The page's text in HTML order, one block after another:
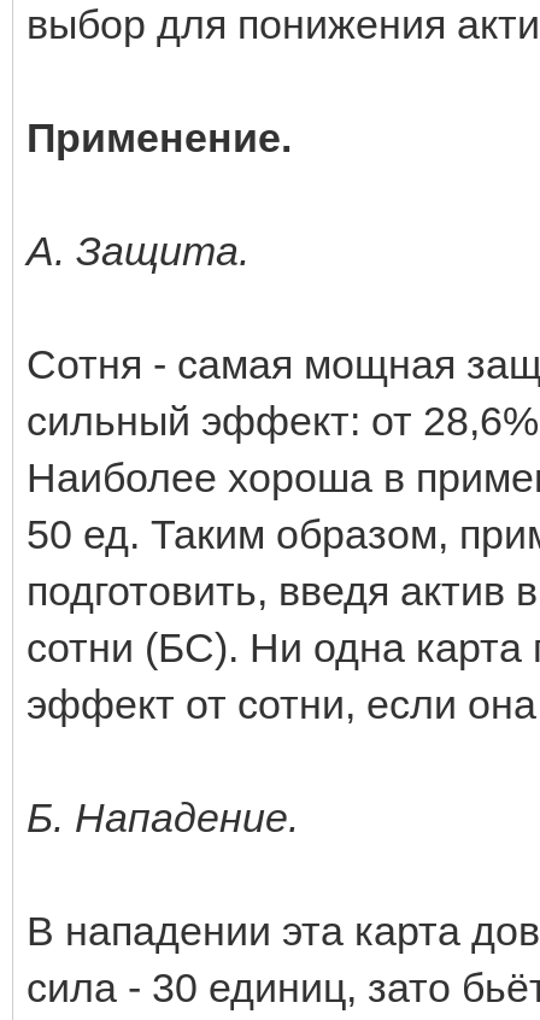
выбор для понижения
Применение.
А. Защита.
Сотня - самая мощная
сильный эффект: от
Наиболее хороша в
50 ед. Таким образом,
подготовить, введя
сотни (БС). Ни одна карта
эффект от сотни, если
Б. Нападение.
В нападении эта карта
сила - 30 единиц, зато